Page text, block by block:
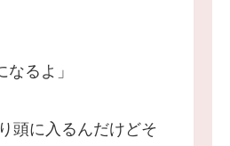
るよ」
頭に入るんだけどそ